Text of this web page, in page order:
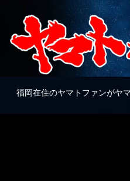
福岡在住のヤマトファンがヤ